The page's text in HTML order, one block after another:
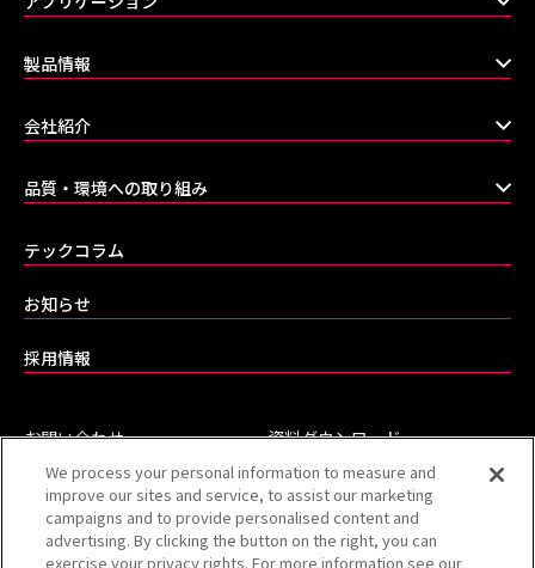
製品情報
会社紹介
品質・環境への取り組み
テックコラム
お知らせ
採用情報
お問い合わせ
資料ダウンロード
よくあるご質問（FAQ）
We process your personal information to measure and
improve our sites and service, to assist our marketing
campaigns and to provide personalised content and
advertising. By clicking the button on the right, you can
exercise your privacy rights. For more information see our